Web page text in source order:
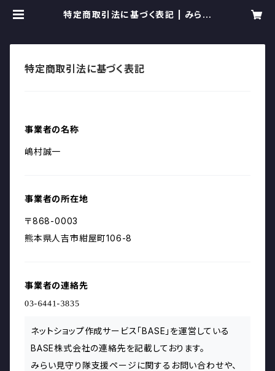
特定商取引法に基づく表記 | みらい
特定商取引法に基づく表記
事業者の名称
嶋村誠一
事業者の所在地
〒868-0003
熊本県人吉市紺屋町106-8
事業者の連絡先
ネットショップ作成サービス「BASE」を運営している
BASE株式会社の連絡先を記載しております。
みらい見守り隊支援ページに関するお問い合わせや、